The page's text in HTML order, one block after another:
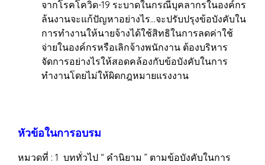
จากโรคโควิด-19 ระบาดในกรณีบุคลากรในองค์กร
ล้นงานจะแก้ปัญหาอย่างไร...จะปรับปรุงข้อบังคับใน
การทำงานให้นายจ้างได้ใช้สิทธิในการลดค่าใช้
จ่ายในองค์กรหรือเลิกจ้างพนักงาน ต้องบริหาร
จัดการอย่างไรให้สอดคล้องกับข้อบังคับในการ
ทำงานโดยไม่ให้ผิดกฎหมายแรงงาน
หัวข้อในการอบรม
หมวดที่ : 1 บททั่วไป “ คำนิยาม ” ตามข้อบังคับในการ